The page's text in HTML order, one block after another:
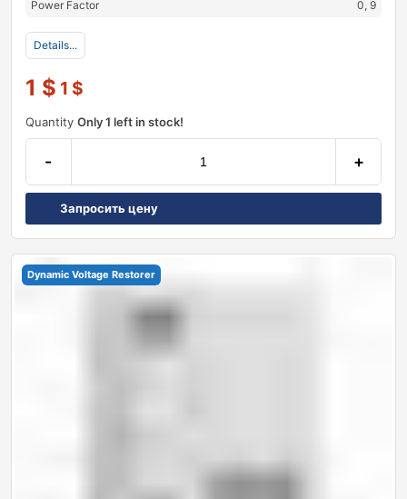
Power Factor 0, 9
Details...
1 $ 1 $
Quantity Only 1 left in stock!
- +
Запросить цену
Dynamic Voltage Restorer